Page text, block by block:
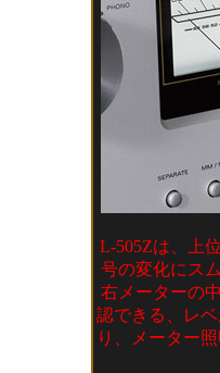
L-505Zは、上
号の変化にス
右メーターの
認できる、レ
り、メーター